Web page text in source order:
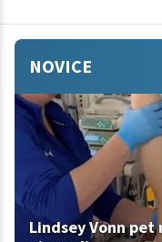
NOVICE
Lindsey Vonn pet